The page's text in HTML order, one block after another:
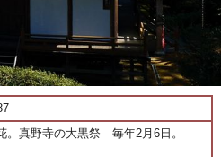
。真野寺の大黒祭 毎年2月6日。